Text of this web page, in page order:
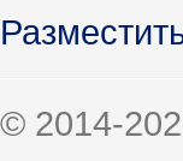
© 2014-